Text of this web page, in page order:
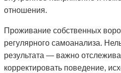
отношения.
Проживание собственных
регулярного самоанализа.
результата — важно
корректировать поведение,